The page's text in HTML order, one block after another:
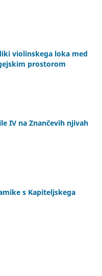
violinskega loka med
prostorom
IV na Znančevih njivah
s Kapiteljskega